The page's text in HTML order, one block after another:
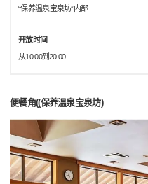
“保养温泉宝泉坊”内部
开放时间
从10:00到20:00
便餐角((保养温泉宝泉坊)